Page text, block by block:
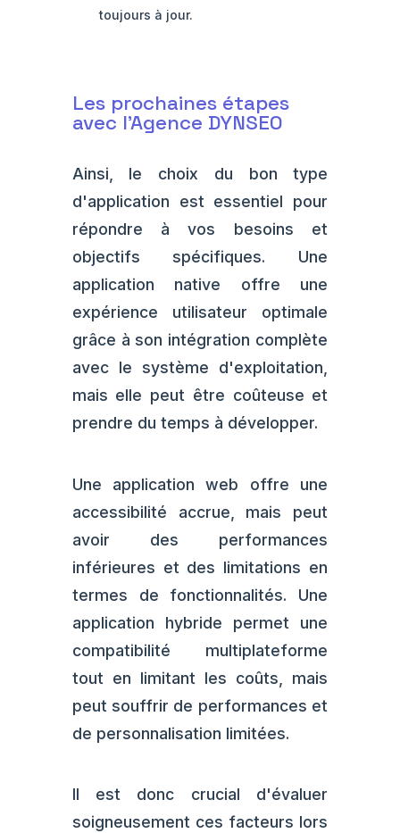
toujours à jour.
Les prochaines étapes
avec l'Agence DYNSEO
Ainsi, le choix du bon type
d'application est essentiel pour
répondre à vos besoins et
objectifs spécifiques. Une
application native offre une
expérience utilisateur optimale
grâce à son intégration complète
avec le système d'exploitation,
mais elle peut être coûteuse et
prendre du temps à développer.
Une application web offre une
accessibilité accrue, mais peut
avoir des performances
inférieures et des limitations en
termes de fonctionnalités. Une
application hybride permet une
compatibilité multiplateforme
tout en limitant les coûts, mais
peut souffrir de performances et
de personnalisation limitées.
Il est donc crucial d'évaluer
soigneusement ces facteurs lors